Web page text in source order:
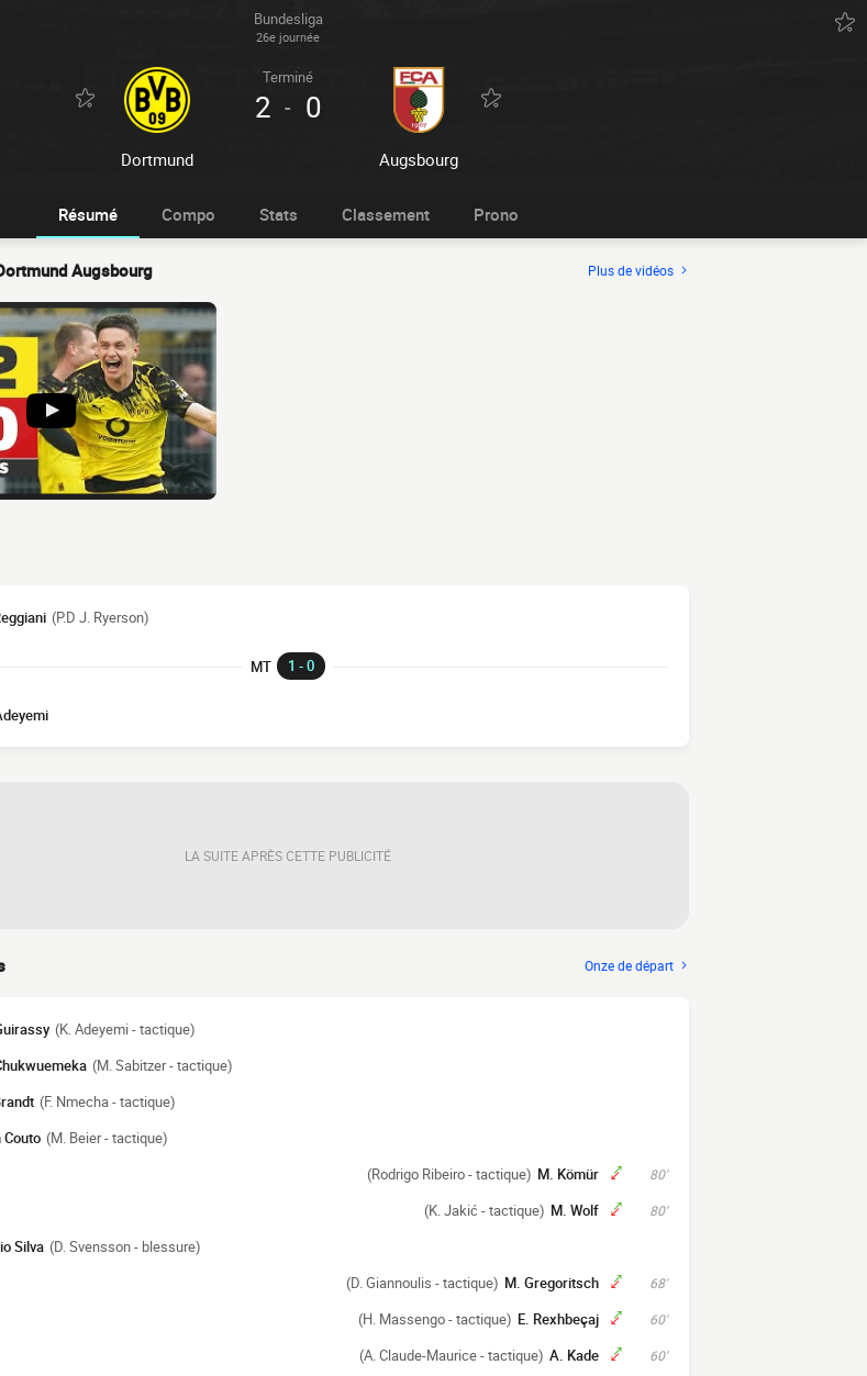
Bundesliga
26e journée
Dortmund
Terminé
2 - 0
Augsbourg
Résumé Compo Stats Classement Prono
Augsbourg Plus de vidéos
(P.D J. Ryerson)
MT 1 - 0
LA SUITE APRÈS CETTE PUBLICITÉ
Onze de départ
(K. Adeyemi - tactique)
(M. Sabitzer - tactique)
(F. Nmecha - tactique)
Couto (M. Beier - tactique)
80'
M. Kömür
(Rodrigo Ribeiro - tactique)
80'
M. Wolf
(K. Jakić - tactique)
Silva (D. Svensson - blessure)
68'
M. Gregoritsch
(D. Giannoulis - tactique)
60'
E. Rexhbeçaj
(H. Massengo - tactique)
60'
A. Kade
(A. Claude-Maurice - tactique)